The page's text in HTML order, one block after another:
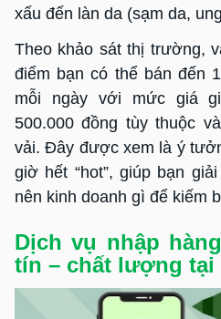
xấu đến làn da (sạm da,
Theo khảo sát thị trường,
điểm bạn có thể bán đến
mỗi ngày với mức giá
500.000 đồng tùy thuộc
vải. Đây được xem là ý
giờ hết “hot”, giúp bạn
nên kinh doanh gì để kiếm
Dịch vụ nhập
tín – chất lượng tại